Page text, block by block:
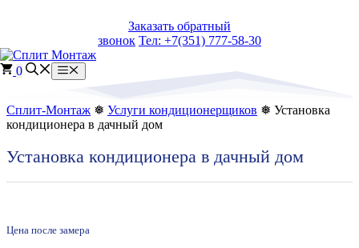
Заказать обратный
звонок Тел: +7(351) 777-58-30
0 Меню
Сплит-Монтаж ❅ Услуги кондиционерщиков ❅ Установка
кондиционера в дачный дом
Установка кондиционера в дачный дом
Цена после замера